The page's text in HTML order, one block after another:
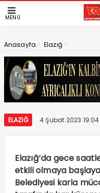
MENÜ
Anasayfa > Elazığ >
ELAZIĞ 4 Şubat 2023 19:04
Elazığ’da gece
etkili olmaya
Belediyesi karla